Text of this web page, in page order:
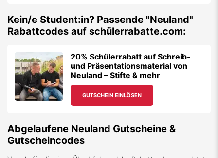
Kein/e Student:in? Passende "Neuland"
Rabattcodes auf schülerrabatte.com:
20% Schülerrabatt auf Schreib-
und Präsentationsmaterial von
Neuland – Stifte & mehr
GUTSCHEIN EINLÖSEN
Abgelaufene Neuland Gutscheine &
Gutscheincodes